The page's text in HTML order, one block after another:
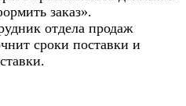
заказ».
отдела продаж
сроки поставки и